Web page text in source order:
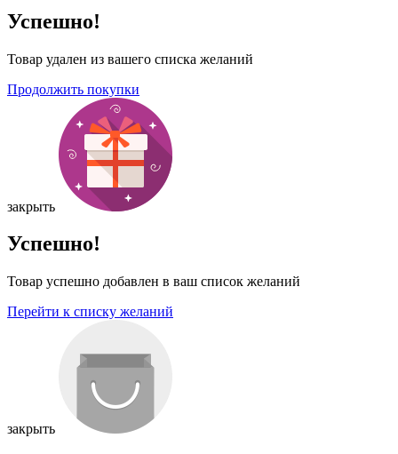
Успешно!
Товар удален из вашего списка желаний
Продолжить покупки
закрыть
Успешно!
Товар успешно добавлен в ваш список желаний
Перейти к списку желаний
закрыть